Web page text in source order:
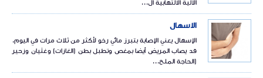
الألية الالتهابية ال...
الاسهال
الإسهال يعني الإصابة بتبرز مائي رخو لأكثر من ثلاث مرات في اليوم.
قد يصاب المريض أيضا بمغص وتطبل بطن (الغازات) وغثيان وزحير
(الحاجة الملح...